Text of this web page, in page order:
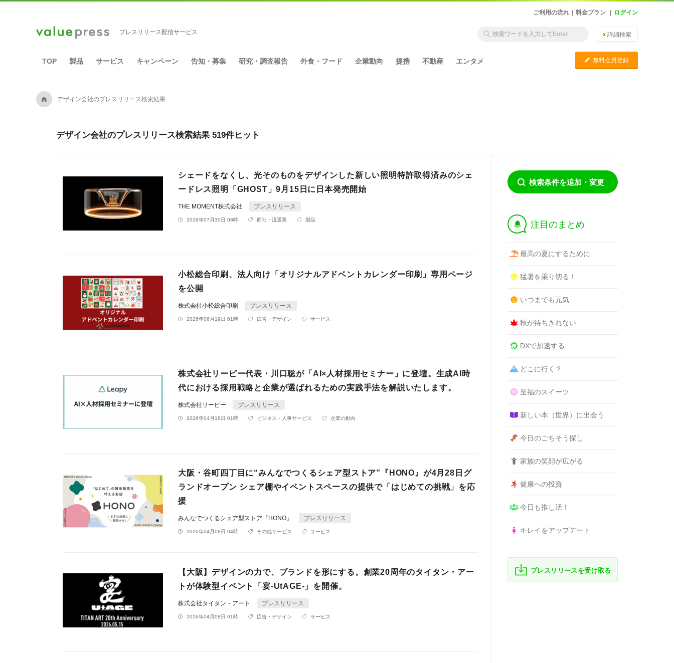
ご利用の流れ 料金プラン ログイン
プレスリリース配信サービス 詳細検索
TOP 製品 サービス キャンペーン 告知・募集 研究・調査報告 外食・フード 企業動向 提携 不動産 エンタメ C 無料会員登録
A デザイン会社のプレスリリース検索結果
デザイン会社のプレスリリース検索結果 519件ヒット
シェードをなくし、光そのものをデザインした新しい照明特許取得済みのシェ
ードレス照明「GHOST」9月15日に日本発売開始
THE MOMENT株式会社 プレスリリース
2026年07月30日 08時 商社・流通業 製品
小松総合印刷、法人向け「オリジナルアドベントカレンダー印刷」専用ページ
を公開
株式会社小松総合印刷 プレスリリース
2026年06月19日 01時 広告・デザイン サービス
株式会社リーピー代表・川口聡が「AI×人材採用セミナー」に登壇。生成AI時
代における採用戦略と企業が選ばれるための実践手法を解説いたします。
株式会社リーピー プレスリリース
2026年04月16日 01時 ビジネス・人事サービス 企業の動向
大阪・谷町四丁目に“みんなでつくるシェア型ストア”『HONO』が4月28日グ
ランドオープン シェア棚やイベントスペースの提供で「はじめての挑戦」を応
援
みんなでつくるシェア型ストア『HONO』 プレスリリース
2026年04月08日 04時 その他サービス サービス
【大阪】デザインの力で、ブランドを形にする。創業20周年のタイタン・アー
トが体験型イベント「宴-UtAGE-」を開催。
株式会社タイタン・アート プレスリリース
2026年04月08日 01時 広告・デザイン サービス
検索条件を追加・変更
† 注目のまとめ
最高の夏にするために
猛暑を乗り切る！
いつまでも元気
秋が待ちきれない
DXで加速する
どこに行く？
至福のスイーツ
新しい本（世界）に出会う
今日のごちそう探し
家族の笑顔が広がる
健康への投資
今日も推し活！
キレイをアップデート
プレスリリースを受け取る